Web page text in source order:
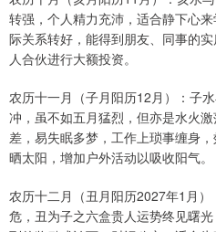
转强，个人精力充沛，适合静下心
际关系转好，能得到朋友、同事的
人合伙进行大额投资。
农历十一月（子月阳历12月）：子
冲，虽不如五月猛烈，但亦是水火
差，易失眠多梦，工作上琐事缠身
晒太阳，增加户外活动以吸收阳气。
农历十二月（丑月阳历2027年1月
危，丑为子之六盒贵人运势终见曙